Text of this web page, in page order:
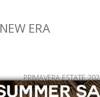
NEW ERA
PRIMAVERA ESTATE
ACCESSORI,CAPPELLO